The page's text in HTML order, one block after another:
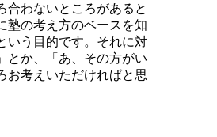
合わないところがあると
塾の考え方のベースを知
いう目的です。それに対
とか、「あ、その方がい
お考えいただければと思